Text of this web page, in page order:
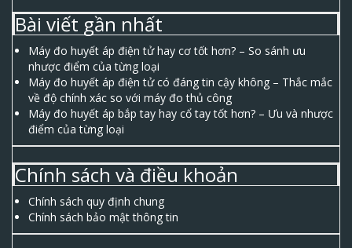
Bài viết gần nhất
Máy đo huyết áp điện tử hay cơ tốt hơn? – So sánh ưu
nhược điểm của từng loại
Máy đo huyết áp điện tử có đáng tin cậy không – Thắc mắc
về độ chính xác so với máy đo thủ công
Máy đo huyết áp bắp tay hay cổ tay tốt hơn? – Ưu và nhược
điểm của từng loại
Chính sách và điều khoản
Chính sách quy định chung
Chính sách bảo mật thông tin